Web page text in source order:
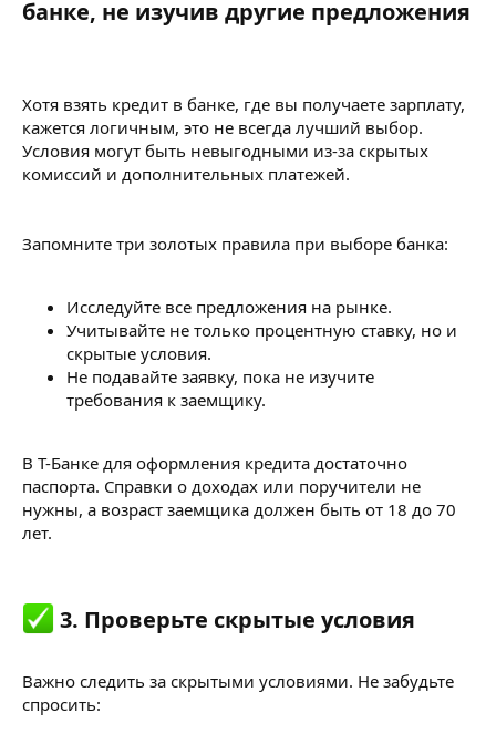
банке, не изучив другие предложения​
Хотя взять кредит в банке, где вы получаете зарплату,
кажется логичным, это не всегда лучший выбор.
Условия могут быть невыгодными из-за скрытых
комиссий и дополнительных платежей.
Запомните три золотых правила при выборе банка:
Исследуйте все предложения на рынке.
Учитывайте не только процентную ставку, но и
скрытые условия.
Не подавайте заявку, пока не изучите
требования к заемщику.
В Т-Банке для оформления кредита достаточно
паспорта. Справки о доходах или поручители не
нужны, а возраст заемщика должен быть от 18 до 70
лет.
3. Проверьте скрытые условия​
Важно следить за скрытыми условиями. Не забудьте
спросить: